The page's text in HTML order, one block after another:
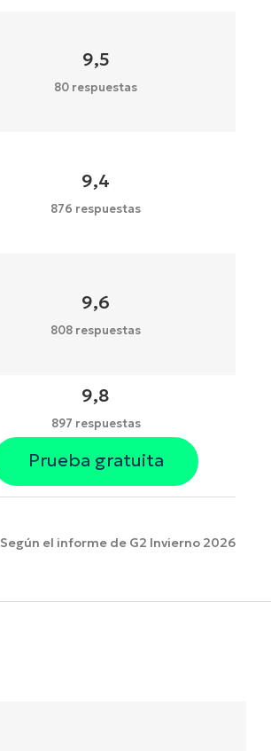
9,5
80 respuestas
9,4
876 respuestas
9,6
808 respuestas
9,8
897 respuestas
Prueba gratuita
Según el informe de G2 Invierno 2026